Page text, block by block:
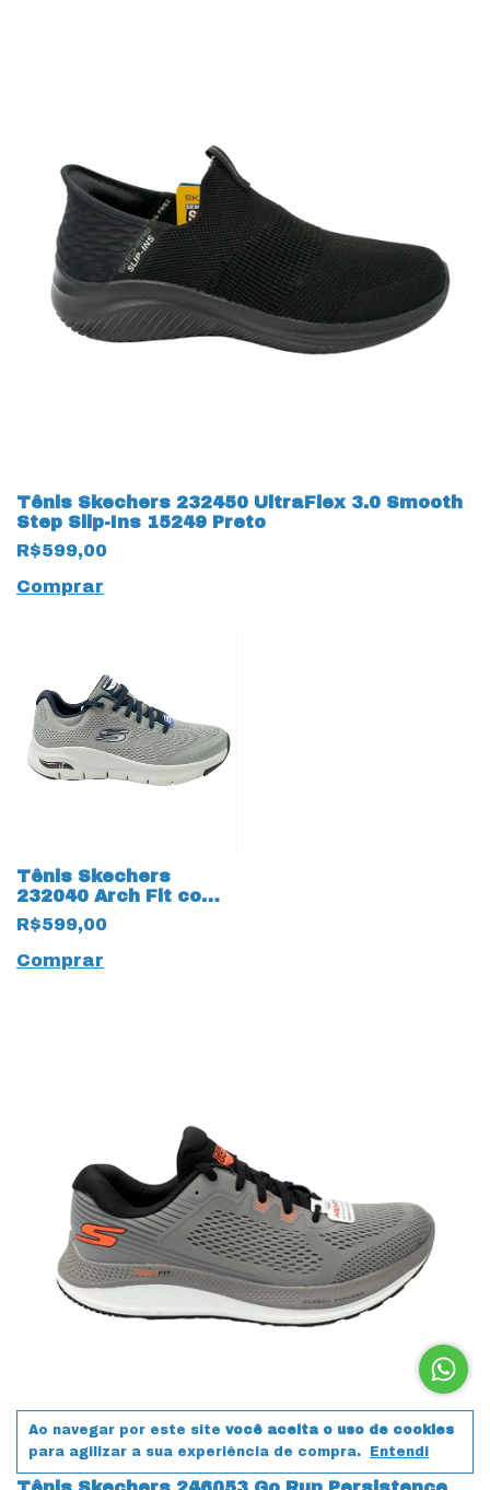
Ao navegar por este site você aceita o uso de cookies
para agilizar a sua experiência de compra.
Entendi
Tênis Skechers 232450 UltraFlex 3.0 Smooth
Step Slip-Ins 15249 Preto
R$599,00
Comprar
Tênis Skechers
232040 Arch Fit com
palmilha Air Cooled
14374 Cinza
R$599,00
Comprar